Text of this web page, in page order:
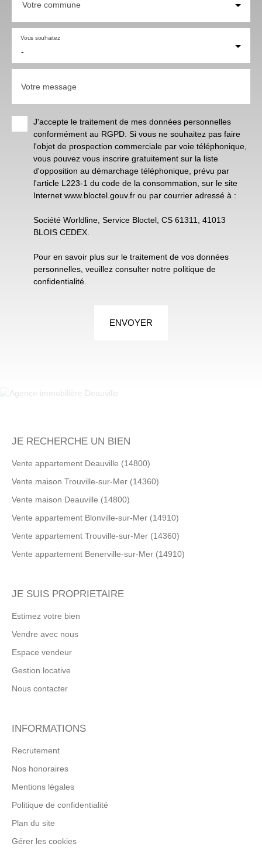
Votre commune
-
Vous souhaitez
Votre message
J'accepte le traitement de mes données personnelles
conformément au RGPD. Si vous ne souhaitez pas faire
l'objet de prospection commerciale par voie téléphonique,
vous pouvez vous inscrire gratuitement sur la liste
d'opposition au démarchage téléphonique, prévu par
l'article L223-1 du code de la consommation, sur le site
Internet www.bloctel.gouv.fr ou par courrier adressé à :
Société Worldline, Service Bloctel, CS 61311, 41013
BLOIS CEDEX.
Pour en savoir plus sur le traitement de vos données
personnelles, veuillez consulter notre politique de
confidentialité
ENVOYER
JE RECHERCHE UN BIEN
Vente appartement Deauville (14800)
Vente maison Trouville-sur-Mer (14360)
Vente maison Deauville (14800)
Vente appartement Blonville-sur-Mer (14910)
Vente appartement Trouville-sur-Mer (14360)
Vente appartement Benerville-sur-Mer (14910)
JE SUIS PROPRIETAIRE
Estimez votre bien
Vendre avec nous
Espace vendeur
Gestion locative
Nous contacter
INFORMATIONS
Recrutement
Nos honoraires
Mentions légales
Politique de confidentialité
Plan du site
Gérer les cookies